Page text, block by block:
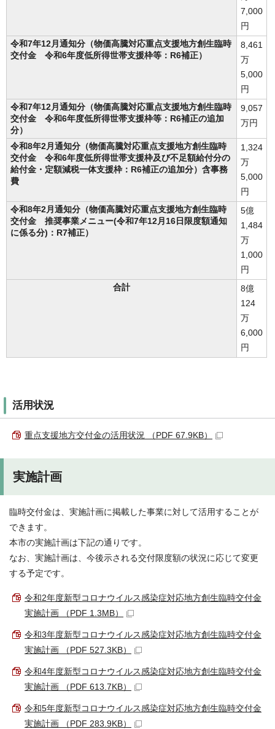
7,000
円
令和7年12月通知分（物価高騰対応重点支援地方創生臨時
交付金 令和6年度低所得世帯支援枠等：R6補正）
8,461
万
5,000
円
令和7年12月通知分（物価高騰対応重点支援地方創生臨時
交付金 令和6年度低所得世帯支援枠等：R6補正の追加
分）
9,057
万円
令和8年2月通知分（物価高騰対応重点支援地方創生臨時
交付金 令和6年度低所得世帯支援枠及び不足額給付分の
給付金・定額減税一体支援枠：R6補正の追加分）含事務
費
1,324
万
5,000
円
令和8年2月通知分（物価高騰対応重点支援地方創生臨時
交付金 推奨事業メニュー(令和7年12月16日限度額通知
に係る分)：R7補正）
5億
1,484
万
1,000
円
合計
8億
124
万
6,000
円
活用状況
重点支援地方交付金の活用状況 （PDF 67.9KB）
実施計画
臨時交付金は、実施計画に掲載した事業に対して活用することが
できます。
本市の実施計画は下記の通りです。
なお、実施計画は、今後示される交付限度額の状況に応じて変更
する予定です。
令和2年度新型コロナウイルス感染症対応地方創生臨時交付金
実施計画 （PDF 1.3MB）
令和3年度新型コロナウイルス感染症対応地方創生臨時交付金
実施計画 （PDF 527.3KB）
令和4年度新型コロナウイルス感染症対応地方創生臨時交付金
実施計画 （PDF 613.7KB）
令和5年度新型コロナウイルス感染症対応地方創生臨時交付金
実施計画 （PDF 283.9KB）